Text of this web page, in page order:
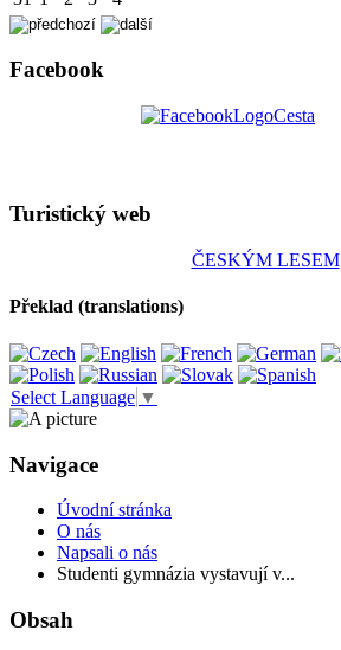
Facebook
Turistický web
ČESKÝM LESEM
Překlad (translations)
Select Language ▼
Navigace
Úvodní stránka
O nás
Napsali o nás
Studenti gymnázia vystavují v...
Obsah